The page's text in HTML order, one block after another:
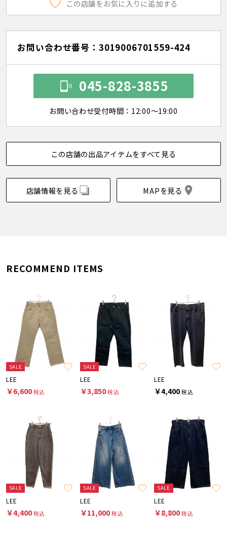
この店舗をお気に入りに追加する
お問い合わせ番号：3019006701559-424
045-828-3855
お問い合わせ受付時間：12:00～19:00
この店舗の出品アイテムをすべて見る
店舗情報を見る MAPを見る
RECOMMEND ITEMS
SALE
LEE
￥6,600税込
SALE
LEE
￥3,850税込
LEE
￥4,400税込
SALE
LEE
￥4,400税込
SALE
LEE
￥11,000税込
SALE
LEE
￥8,800税込